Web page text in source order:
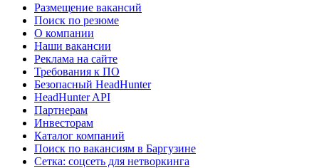
Размещение вакансий
Поиск по резюме
О компании
Наши вакансии
Реклама на сайте
Требования к ПО
Безопасный HeadHunter
HeadHunter API
Партнерам
Инвесторам
Каталог компаний
Поиск по вакансиям в Баргузине
Сетка: соцсеть для нетворкинга